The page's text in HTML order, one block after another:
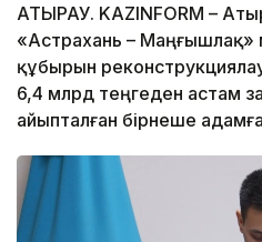
АТЫРАУ. KAZINFORM –
«Астрахань – Маңғышлақ»
құбырын
6,4 млрд теңгеден астам
айыпталған бірнеше